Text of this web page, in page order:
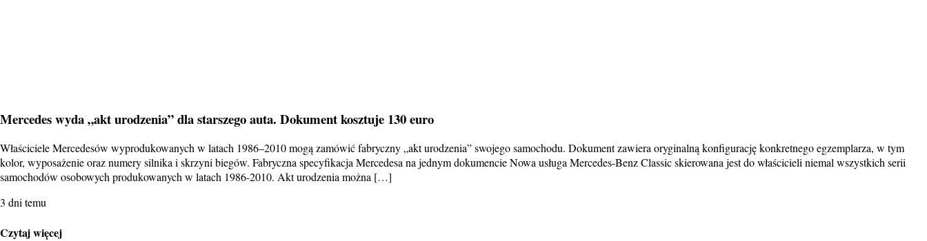
Mercedes wyda „akt urodzenia” dla starszego auta. Dokument kosztuje 130 euro
Właściciele Mercedesów wyprodukowanych w latach 1986–2010 mogą zamówić fabryczny „akt urodzenia” swojego samochodu. Dokument zawiera oryginalną konfigurację konkretnego egzemplarza, w tym
kolor, wyposażenie oraz numery silnika i skrzyni biegów. Fabryczna specyfikacja Mercedesa na jednym dokumencie Nowa usługa Mercedes-Benz Classic skierowana jest do właścicieli niemal wszystkich serii
samochodów osobowych produkowanych w latach 1986-2010. Akt urodzenia można […]
3 dni temu
Czytaj więcej